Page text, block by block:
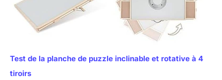
Test de la planche de puzzle inclinable et rotative à 4
tiroirs